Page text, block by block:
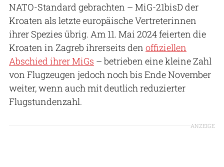
NATO-Standard gebrachten – MiG-21bisD der
Kroaten als letzte europäische Vertreterinnen
ihrer Spezies übrig. Am 11. Mai 2024 feierten die
Kroaten in Zagreb ihrerseits den offiziellen
Abschied ihrer MiGs – betrieben eine kleine Zahl
von Flugzeugen jedoch noch bis Ende November
weiter, wenn auch mit deutlich reduzierter
Flugstundenzahl.
ANZEIGE